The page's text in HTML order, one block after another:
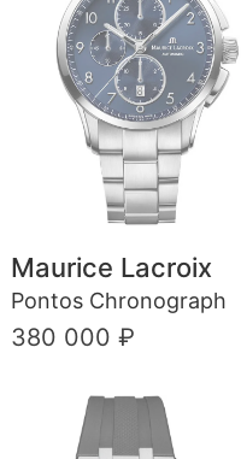
Maurice Lacroix
Pontos Chronograph
380 000 ₽